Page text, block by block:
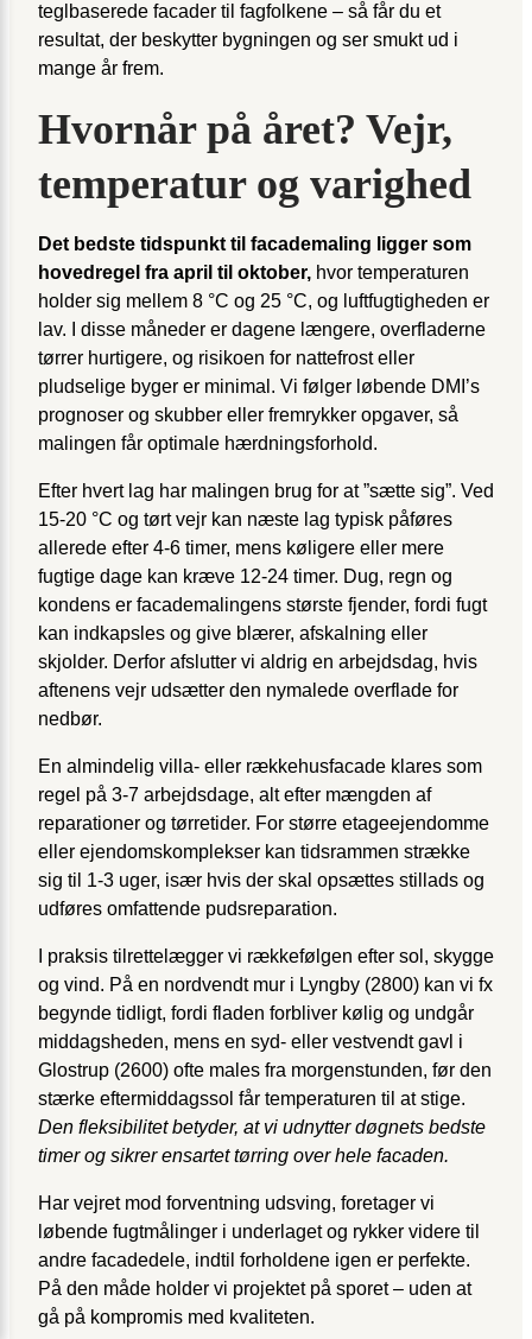
teglbaserede facader til fagfolkene – så får du et
resultat, der beskytter bygningen og ser smukt ud i
mange år frem.
Hvornår på året? Vejr,
temperatur og varighed
Det bedste tidspunkt til facademaling ligger som
hovedregel fra april til oktober, hvor temperaturen
holder sig mellem 8 °C og 25 °C, og luftfugtigheden er
lav. I disse måneder er dagene længere, overfladerne
tørrer hurtigere, og risikoen for nattefrost eller
pludselige byger er minimal. Vi følger løbende DMI’s
prognoser og skubber eller fremrykker opgaver, så
malingen får optimale hærdningsforhold.
Efter hvert lag har malingen brug for at ”sætte sig”. Ved
15-20 °C og tørt vejr kan næste lag typisk påføres
allerede efter 4-6 timer, mens køligere eller mere
fugtige dage kan kræve 12-24 timer. Dug, regn og
kondens er facademalingens største fjender, fordi fugt
kan indkapsles og give blærer, afskalning eller
skjolder. Derfor afslutter vi aldrig en arbejdsdag, hvis
aftenens vejr udsætter den nymalede overflade for
nedbør.
En almindelig villa- eller rækkehusfacade klares som
regel på 3-7 arbejdsdage, alt efter mængden af
reparationer og tørretider. For større etageejendomme
eller ejendomskomplekser kan tidsrammen strække
sig til 1-3 uger, især hvis der skal opsættes stillads og
udføres omfattende pudsreparation.
I praksis tilrettelægger vi rækkefølgen efter sol, skygge
og vind. På en nordvendt mur i Lyngby (2800) kan vi fx
begynde tidligt, fordi fladen forbliver kølig og undgår
middagsheden, mens en syd- eller vestvendt gavl i
Glostrup (2600) ofte males fra morgenstunden, før den
stærke eftermiddagssol får temperaturen til at stige.
Den fleksibilitet betyder, at vi udnytter døgnets bedste
timer og sikrer ensartet tørring over hele facaden.
Har vejret mod forventning udsving, foretager vi
løbende fugtmålinger i underlaget og rykker videre til
andre facadedele, indtil forholdene igen er perfekte.
På den måde holder vi projektet på sporet – uden at
gå på kompromis med kvaliteten.